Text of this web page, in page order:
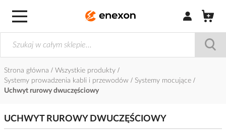
Zaloguj się /
Strona główna
Wszystkie produkty
Systemy prowadzenia kabli i przewodów
Systemy mocujące
Uchwyt rurowy dwuczęściowy
UCHWYT RUROWY DWUCZĘŚCIOWY